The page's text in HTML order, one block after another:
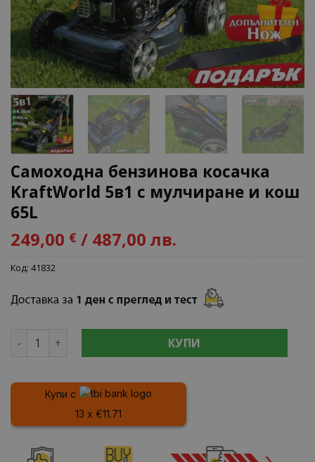
Самоходна бензинова косачка
KraftWorld 5в1 с мулчиране и кош
65L
249,00 € / 487,00 лв.
Код: 41832
количество за Самоходна бензинова косачка
КУПИ
Купи с
13 x €11.71